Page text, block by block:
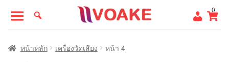
to
navigation
to
content
0
หน้าแรก
หน้าหลัก เครื่องวัดเสียง หน้า 4